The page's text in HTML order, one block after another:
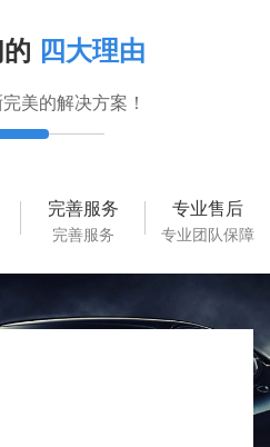
四大理由
美的解决方案！
完善服务
完善服务
专业售后
专业团队保障